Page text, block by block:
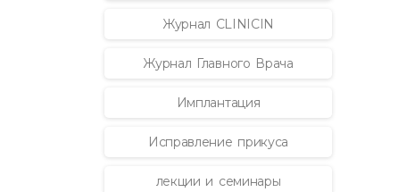
Журнал CLINICIN
Журнал Главного Врача
Имплантация
Исправление прикуса
лекции и семинары